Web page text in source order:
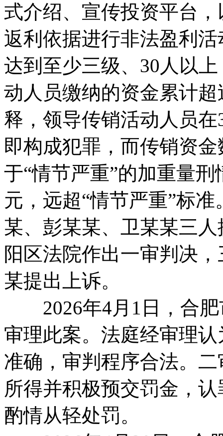
式介绍、宣传投资平台
返利依据进行非法盈利
达到至少三级、30人以
动人员缴纳的资金累计
释，领导传销活动人员
即构成犯罪，而传销资
于“情节严重”的加重量
元，远超“情节严重”标
某、彭某某、卫某某三
阳区法院作出一审判决
某提出上诉。
2026年4月1日，合肥
审理此案。法庭经审理
准确，审判程序合法。
所得并积极预交罚金，
酌情从轻处罚。